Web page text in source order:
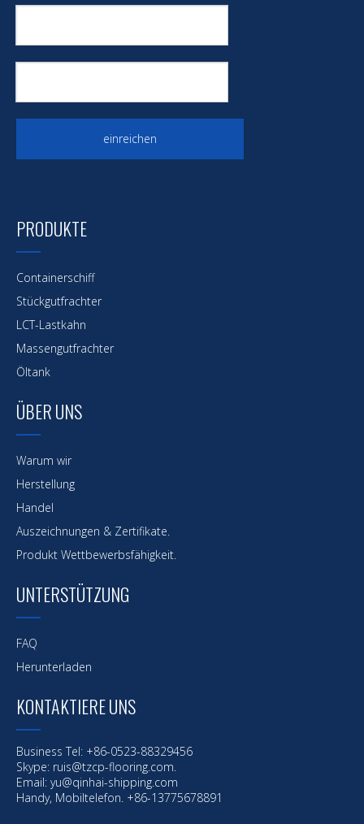
einreichen
PRODUKTE
Containerschiff
Stückgutfrachter
LCT-Lastkahn
Massengutfrachter
Öltank
ÜBER UNS
Warum wir
Herstellung
Handel
Auszeichnungen & Zertifikate.
Produkt Wettbewerbsfähigkeit.
UNTERSTÜTZUNG
FAQ
Herunterladen
KONTAKTIERE UNS
Business Tel: +86-0523-88329456
Skype: ruis@tzcp-flooring.com.
Email: yu@qinhai-shipping.com
Handy, Mobiltelefon. +86-13775678891